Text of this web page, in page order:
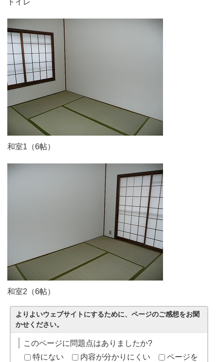
トイレ
和室1（6帖）
和室2（6帖）
よりよいウェブサイトにするために、ページのご感想をお聞
かせください。
このページに問題点はありましたか?
特にない
内容が分かりにくい
ページを